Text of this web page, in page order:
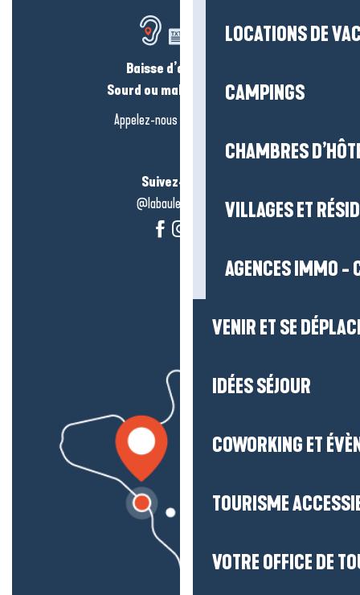
LOCATIONS DE
CAMPINGS
CHAMBRES
VILLAGES ET
AGENCES IMMO -
VENIR ET SE
IDÉES SÉJOUR
COWORKING ET
TOURISME
VOTRE OFFICE DE
Baisse d’audition ?
Sourd ou malentendant ?
Appelez-nous en
Suivez-nous !
@labauleguérande